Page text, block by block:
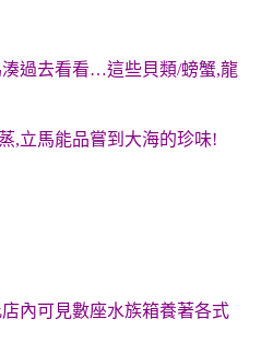
過去看看…這些貝類/螃蟹,龍
,立馬能品嘗到大海的珍味!
內可見數座水族箱養著各式